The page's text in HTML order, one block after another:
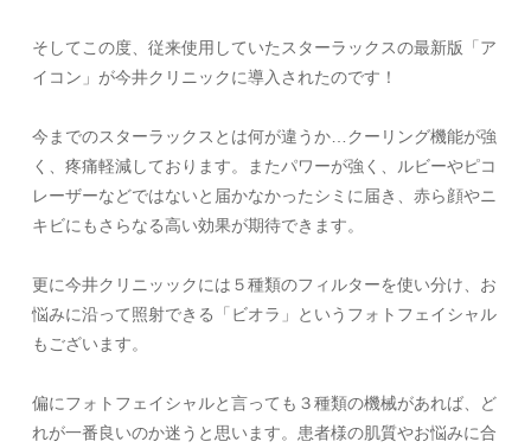
そしてこの度、従来使用していたスターラックスの最新版「ア
イコン」が今井クリニックに導入されたのです！
今までのスターラックスとは何が違うか…クーリング機能が強
く、疼痛軽減しております。またパワーが強く、ルビーやピコ
レーザーなどではないと届かなかったシミに届き、赤ら顔やニ
キビにもさらなる高い効果が期待できます。
更に今井クリニッックには５種類のフィルターを使い分け、お
悩みに沿って照射できる「ビオラ」というフォトフェイシャル
もございます。
偏にフォトフェイシャルと言っても３種類の機械があれば、ど
れが一番良いのか迷うと思います。患者様の肌質やお悩みに合